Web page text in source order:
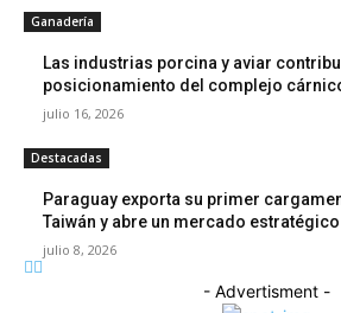
Ganadería
Las industrias porcina y aviar
posicionamiento del complejo
julio 16, 2026
Destacadas
Paraguay exporta su primer
Taiwán y abre un mercado
julio 8, 2026
- Advertisment -